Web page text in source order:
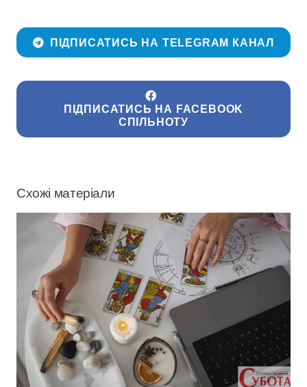
ПІДПИСАТИСЬ НА TELEGRAM КАНАЛ
ПІДПИСАТИСЬ НА FACEBOOK
СПІЛЬНОТУ
Схожі матеріали